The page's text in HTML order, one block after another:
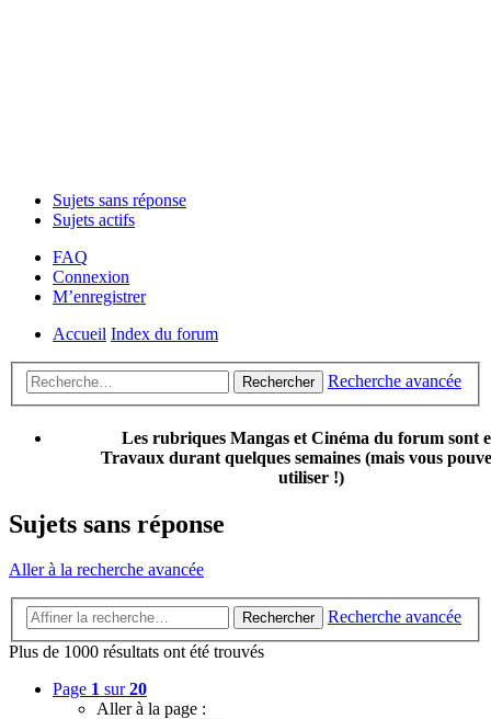
Sujets sans réponse
Sujets actifs
FAQ
Connexion
M’enregistrer
Accueil Index du forum
Rechercher Recherche avancée
Les rubriques Mangas et Cinéma du forum sont
Travaux durant quelques semaines (mais vous
utiliser !)
Sujets sans réponse
Aller à la recherche avancée
Rechercher
Recherche avancée
Plus de 1000 résultats ont été trouvés
Page 1 sur20
Aller à la page :